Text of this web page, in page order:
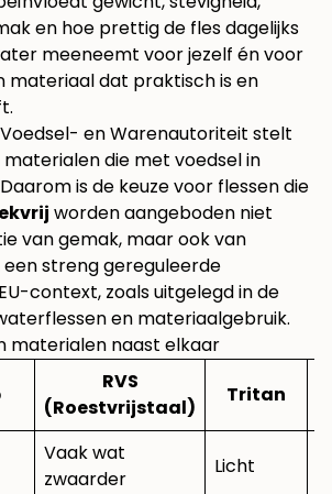
en hoe prettig de fles dagelijks
meeneemt voor jezelf én voor
materiaal dat praktisch is en
en Warenautoriteit stelt
die met voedsel in
is de keuze voor flessen die
worden aangeboden niet
van gemak, maar ook van
een streng gereguleerde
context, zoals uitgelegd inde
en materiaalgebruik.
materialen naast elkaar
RVS
(Roestvrijstaal)
Tritan
Vaak wat
zwaarder
Licht